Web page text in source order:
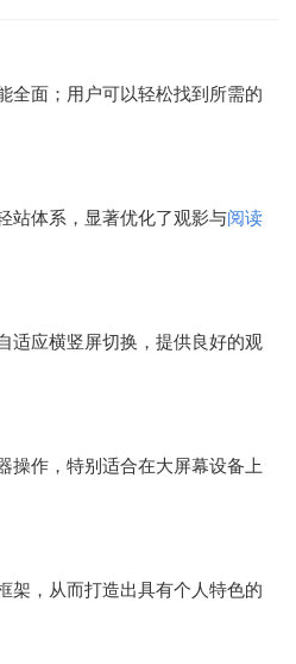
全面；用户可以轻松找到所需的
站体系，显著优化了观影与阅读
适应横竖屏切换，提供良好的观
操作，特别适合在大屏幕设备上
架，从而打造出具有个人特色的